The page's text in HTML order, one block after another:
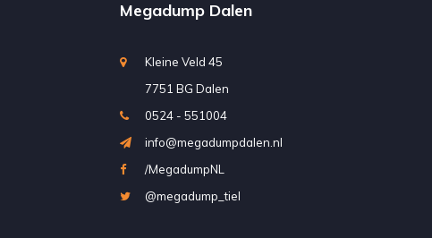
Megadump Dalen
Kleine Veld 45
7751 BG Dalen
0524 - 551004
info@megadumpdalen.nl
/MegadumpNL
@megadump_tiel